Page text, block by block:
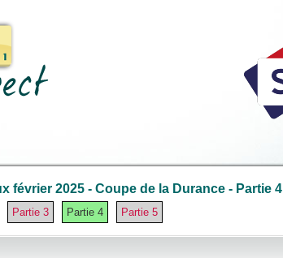
février 2025 - Coupe de la Durance - Partie 4
Partie 3 Partie 4 Partie 5